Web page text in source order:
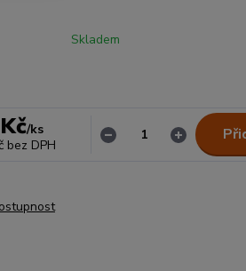
Skladem
/ks
bez DPH